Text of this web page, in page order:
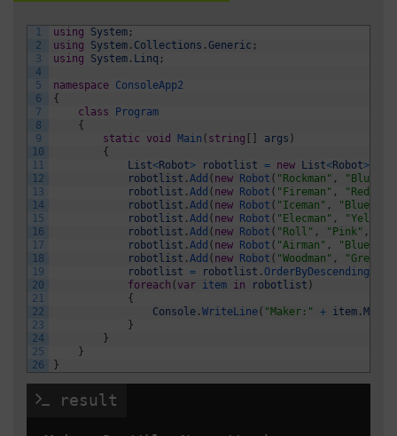
1
2
3
4
5
6
7
8
9
10
11
12
13
14
15
16
17
18
19
20
21
22
23
24
25
26
using System ;
using
System . Collections . Generic ;
using
System . Linq ;
namespace ConsoleApp2
{
class
Program
{
static
void Main ( string [ ] args )
{
List<Robot> robotlist = new List<Robot>
robotlist . Add ( new Robot ( "Rockman" , "Blue"
robotlist . Add ( new Robot ( "Fireman" , "Red"
robotlist . Add ( new Robot ( "Iceman" , "Blue"
robotlist . Add ( new Robot ( "Elecman" , "Yellow"
robotlist . Add ( new Robot ( "Roll" , "Pink" ,
robotlist . Add ( new Robot ( "Airman" , "Blue"
robotlist . Add ( new Robot ( "Woodman" , "Green"
robotlist = robotlist . OrderByDescending
foreach ( var item in robotlist )
{
Console . WriteLine( "Maker:" + item . Maker
}
}
}
}
result